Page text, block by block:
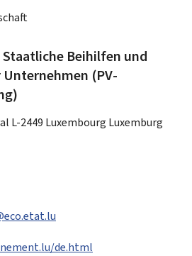
Beihilfen und
(PV-
L-2449 Luxembourg Luxemburg
de.html